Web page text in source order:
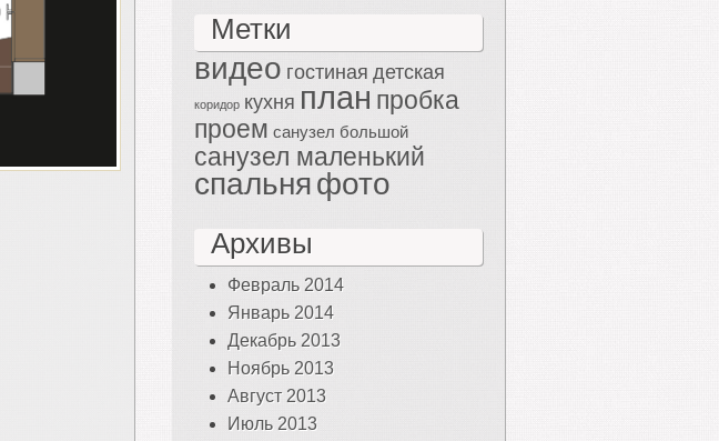
Метки
видео гостиная детская
коридор кухня план пробка
проем санузел большой
санузел маленький
спальняфото
Архивы
Февраль 2014
Январь 2014
Декабрь 2013
Ноябрь 2013
Август 2013
Июль 2013